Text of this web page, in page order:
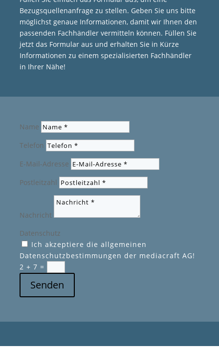
Bezugsquellenanfrage zu stellen. Geben Sie uns bitte
möglichst genaue Informationen, damit wir Ihnen den
passenden Fachhändler vermitteln können. Füllen Sie
jetzt das Formular aus und erhalten Sie in Kürze
Informationen zu einem spezialisierten Fachhändler
in Ihrer Nähe!
Name
Telefon
E-Mail-Adresse
Postleitzahl
Nachricht
Datenschutz
Ich akzeptiere die allgemeinen
Datenschutzbestimmungen der mediacraft AG!
2 + 7 =
Senden